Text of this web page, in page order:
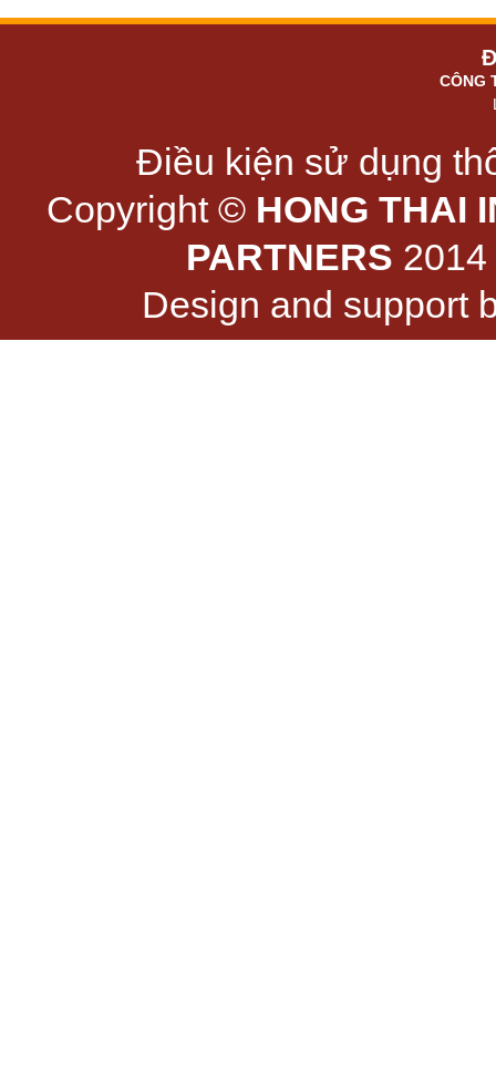
CÔNG
Điều kiện sử dụng
Copyright © HONG THAI
PARTNERS
Design and support